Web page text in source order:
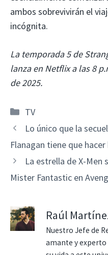
ambos sobrevivirán el
incógnita.
La temporada 5 de
lanza en Netflix a las 8
de 2025.
Categorías
TV
Lo único que la
Flanagan tiene que hacer
La estrella de X-Men
Mister Fantastic en
Raúl
Nuestro Jefe de
amante y experto